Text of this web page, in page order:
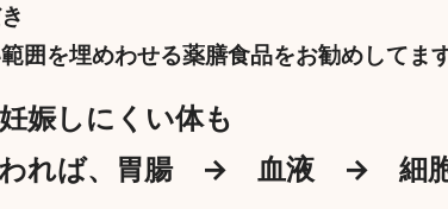
囲を埋めわせる薬膳食品をお勧めしてま
娠しにくい体も
われば、胃腸 → 血液 → 細胞